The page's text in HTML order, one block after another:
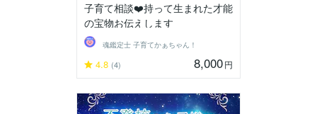
子育て相談❤️持って生まれた才能
の宝物お伝えします
魂鑑定士 子育てかぁちゃん！
4.8 (4) 8,000円